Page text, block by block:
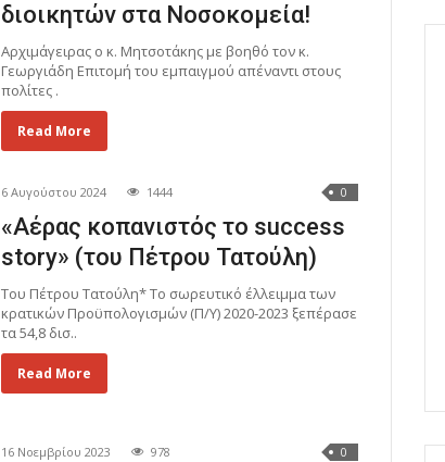
διοικητών στα Νοσοκομεία!
Αρχιμάγειρας ο κ. Μητσοτάκης με βοηθό τον κ.
Γεωργιάδη Επιτομή του εμπαιγμού απέναντι στους
πολίτες .
Read More
6 Αυγούστου 2024 1444 0
«Αέρας κοπανιστός το success
story» (του Πέτρου Τατούλη)
Του Πέτρου Τατούλη* Το σωρευτικό έλλειμμα των
κρατικών Προϋπολογισμών (Π/Υ) 2020-2023 ξεπέρασε
τα 54,8 δισ..
Read More
16 Νοεμβρίου 2023 978 0